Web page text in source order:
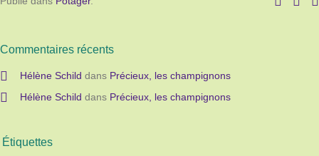
Commentaires récents
Hélène Schild dans Précieux, les champignons
Hélène Schild dans Précieux, les champignons
Étiquettes